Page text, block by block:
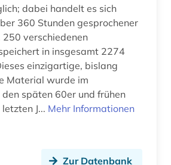
satellitenbilder (1)
schleswig-holstein (1)
schlüsselwort (1)
(5)
dabei handelt es sich
360 Stunden gesprochener
250 verschiedenen
in insgesamt 2274
einzigartige, bislang
Material wurde im
späten 60er und frühen
J... Mehr Informationen
Zur Datenbank